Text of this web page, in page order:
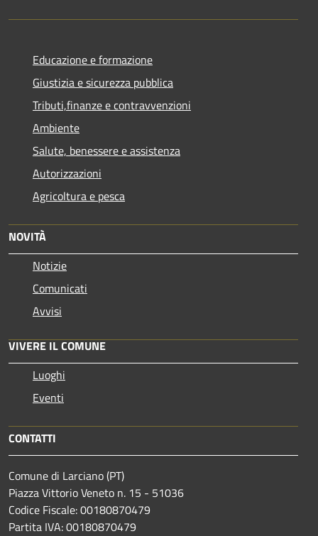
Educazione e formazione
Giustizia e sicurezza pubblica
Tributi,finanze e contravvenzioni
Ambiente
Salute, benessere e assistenza
Autorizzazioni
Agricoltura e pesca
NOVITÀ
Notizie
Comunicati
Avvisi
VIVERE IL COMUNE
Luoghi
Eventi
CONTATTI
Comune di Larciano (PT)
Piazza Vittorio Veneto n. 15 - 51036
Codice Fiscale: 00180870479
Partita IVA: 00180870479